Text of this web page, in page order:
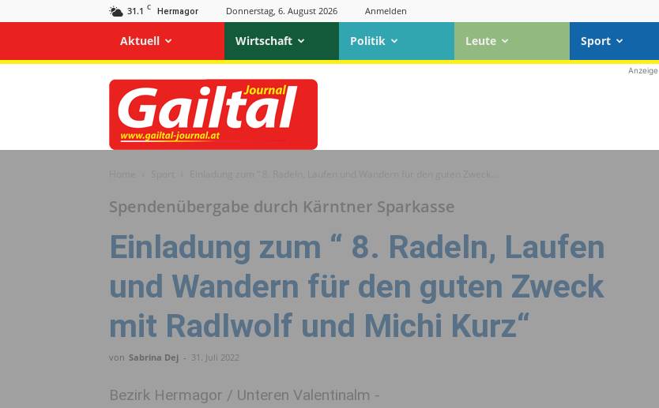
31.1 C Hermagor Donnerstag, 6. August 2026 Anmelden
Aktuell Wirtschaft Politik Leute Sport
Gailtal
Journal
Anzeige
Spendenübergabe durch Kärntner Sparkasse
Einladung zum “ 8. Radeln, Laufen
und Wandern für den guten Zweck
mit Radlwolf und Michi Kurz“
von Sabrina Dej - 31. Juli 2022
Bezirk Hermagor / Unteren Valentinalm -